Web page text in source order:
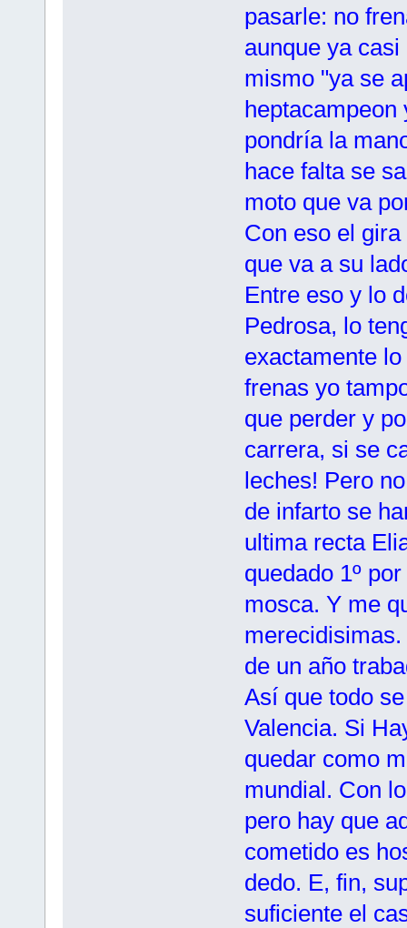
pasarle: no
aunque ya
mismo "ya se
heptacampeon
pondría la
hace falta se
moto que va
Con eso el
que va a su
Entre eso y lo
Pedrosa, lo
exactamente
frenas yo
que perder y
carrera, si se
leches! Pero
de infarto se
ultima recta
quedado 1º
mosca. Y me
de un año
Así que todo
Valencia. Si
quedar como
mundial. Con
pero hay que
cometido es
dedo. E, fin,
suficiente el